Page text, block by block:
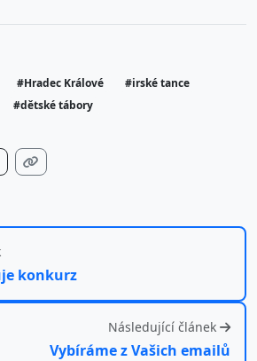
#Hradec Králové
#irské tance
#dětské tábory
konkurz
Následující článek
Vybíráme z Vašich emailů